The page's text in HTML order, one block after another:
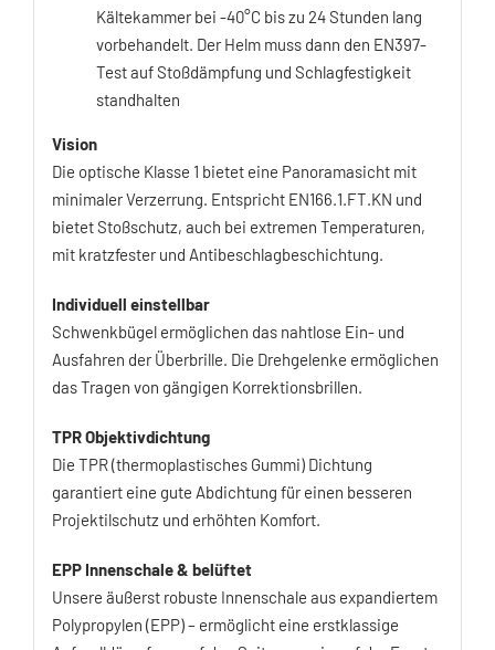
Kältekammer bei -40°C bis zu 24 Stunden lang
vorbehandelt. Der Helm muss dann den EN397-
Test auf Stoßdämpfung und Schlagfestigkeit
standhalten
Vision
Die optische Klasse 1 bietet eine Panoramasicht mit
minimaler Verzerrung. Entspricht EN166.1.FT.KN und
bietet Stoßschutz, auch bei extremen Temperaturen,
mit kratzfester und Antibeschlagbeschichtung.
Individuell einstellbar
Schwenkbügel ermöglichen das nahtlose Ein- und
Ausfahren der Überbrille. Die Drehgelenke ermöglichen
das Tragen von gängigen Korrektionsbrillen.
TPR Objektivdichtung
Die TPR (thermoplastisches Gummi) Dichtung
garantiert eine gute Abdichtung für einen besseren
Projektilschutz und erhöhten Komfort.
EPP Innenschale & belüftet
Unsere äußerst robuste Innenschale aus expandiertem
Polypropylen (EPP) – ermöglicht eine erstklassige